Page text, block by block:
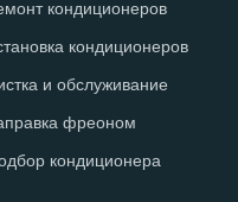
кондиционеров
кондиционеров
и обслуживание
фреоном
кондиционера